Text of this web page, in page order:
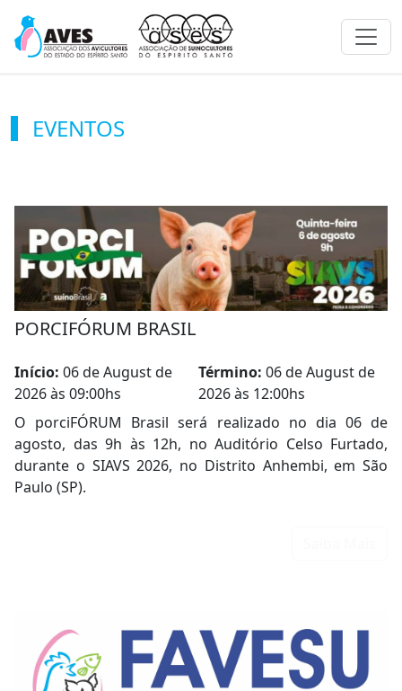
EVENTOS
PORCIFÓRUM BRASIL
Início: 06 de August de
2026 às 09:00hs
Término: 06 de August de
2026 às 12:00hs
O porciFÓRUM Brasil será realizado no dia 06 de
agosto, das 9h às 12h, no Auditório Celso Furtado,
durante o SIAVS 2026, no Distrito Anhembi, em São
Paulo (SP).